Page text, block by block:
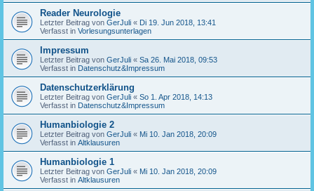
Reader Neurologie
Letzter Beitrag von GerJuli « Di 19. Jun 2018, 13:41
Verfasst in Vorlesungsunterlagen
Impressum
Letzter Beitrag von GerJuli « Sa 26. Mai 2018, 09:53
Verfasst in Datenschutz&Impressum
Datenschutzerklärung
Letzter Beitrag von GerJuli « So 1. Apr 2018, 14:13
Verfasst in Datenschutz&Impressum
Humanbiologie 2
Letzter Beitrag von GerJuli « Mi 10. Jan 2018, 20:09
Verfasst in Altklausuren
Humanbiologie 1
Letzter Beitrag von GerJuli « Mi 10. Jan 2018, 20:09
Verfasst in Altklausuren